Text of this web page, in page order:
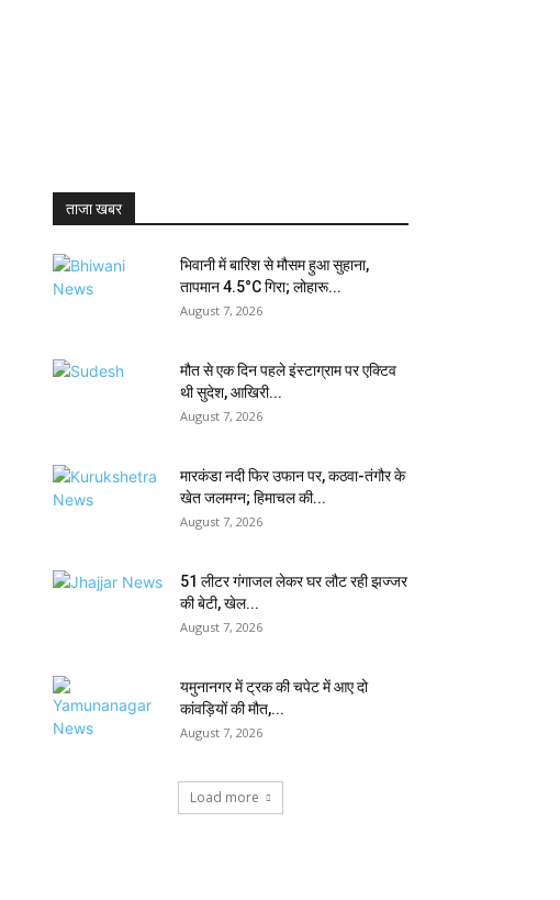
ताजा खबर
भिवानी में बारिश से मौसम हुआ सुहाना,
तापमान 4.5°C गिरा; लोहारू...
August 7, 2026
मौत से एक दिन पहले इंस्टाग्राम पर एक्टिव
थी सुदेश, आखिरी...
August 7, 2026
मारकंडा नदी फिर उफान पर, कठवा-तंगौर के
खेत जलमग्न; हिमाचल की...
August 7, 2026
51 लीटर गंगाजल लेकर घर लौट रही झज्जर
की बेटी, खेल...
August 7, 2026
यमुनानगर में ट्रक की चपेट में आए दो
कांवड़ियों की मौत,...
August 7, 2026
Load more